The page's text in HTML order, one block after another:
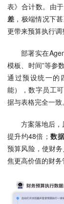
表》合计数。由
差 ，极端情况下
更带来预算执行调
部署实在
模板、时间”等参
通过预设统一的
能），数字员工
据与表格完全一致。
方案落地后
提升约48倍； 数
预算风险，使财
焦更高价值的财务